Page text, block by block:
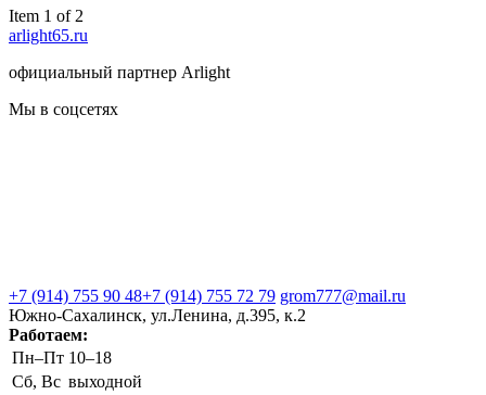
Item 1 of 2
arlight65.ru
официальный партнер Arlight
Мы в соцсетях
+7 (914) 755 90 48+7 (914) 755 72 79 grom777@mail.ru
Южно-Сахалинск, ул.Ленина, д.395, к.2
Работаем:
Пн–Пт 10–18
Сб, Вс выходной